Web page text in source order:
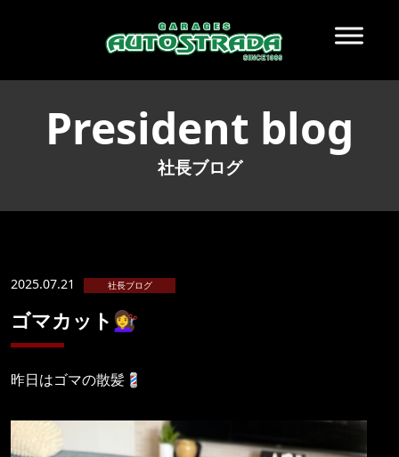
President blog
社長ブログ
2025.07.21 社長ブログ
ゴマカット💇‍♀️
昨日はゴマの散髪💈